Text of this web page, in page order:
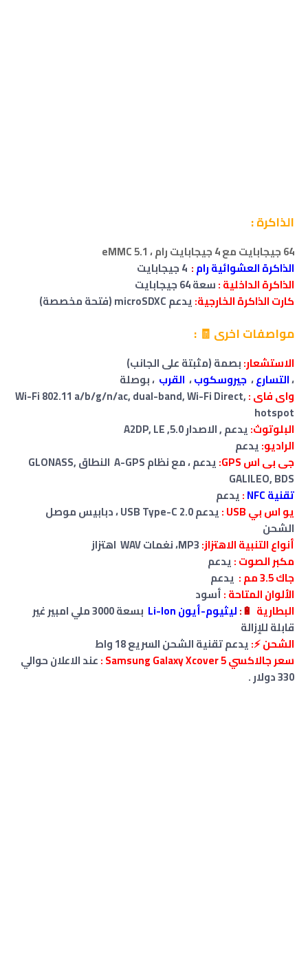
الذاكرة :
64 جيجابايت مع 4 جيجابايت رام ،
الذاكرة العشوائية رام: 4 جيجابايت
الذاكرة الداخلية :سعة 64 جيجابايت
كارت الذاكرة الخارجية:يدعم microSDXC (فتحة مخصصة)
مواصفات اخرى 🧾 :
الاستشعار:بصمة (مثبتة على الجانب)
،التسارع، جيروسكوب، القرب ، بوصلة
واى فاى :Wi-Fi 802.11 a/b/g/n/ac, dual-band, Wi-Fi Direct,
hotspot
البلوتوث:يدعم , الاصدار 5.0, A2DP, LE
الراديو:يدعم
جى بى اس GPS:
يدعم ، مع نظام A-GPS النطاق GLONASS,
GALILEO, BDS
تقنية NFC
:يدعم
يو اس بي USB :
يدعم USB Type-C 2.0 ، دبابيس موصل
الشحن
أنواع التنبية الاهتزاز:
مكبر الصوت :يدعم
جاك 3.5 مم :
يدعم
الألوان المتاحة :أسود
البطارية 🔋
:ليثيوم-أيون Li-Ion
بسعة 3000 ملي امبير غير
قابلة للإزالة
الشحن ⚡:يدعم تقنية الشحن السريع 18 واط
سعر جالاكسي Samsung Galaxy Xcover 5 :
عند الاعلان حوالي
330 دولار .